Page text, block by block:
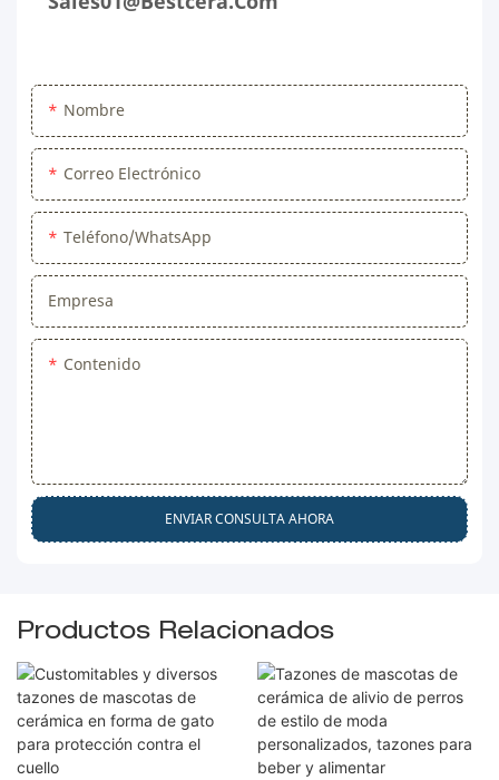
Nombre
Correo Electrónico
Teléfono/WhatsApp
Empresa
Contenido
ENVIAR CONSULTA AHORA
Productos Relacionados